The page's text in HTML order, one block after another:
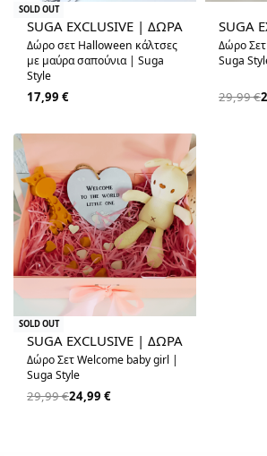
SOLD OUT
SUGA EXCLUSIVE | ΔΩΡΑ
Δώρο σετ Halloween κάλτσες
με μαύρα σαπούνια | Suga
Style
17,99 €
SUGA
Δώρο
Suga
29,99€
-17% OFF
SOLD OUT
SUGA EXCLUSIVE | ΔΩΡΑ
Δώρο Σετ Welcome baby girl |
Suga Style
29,99€24,99 €